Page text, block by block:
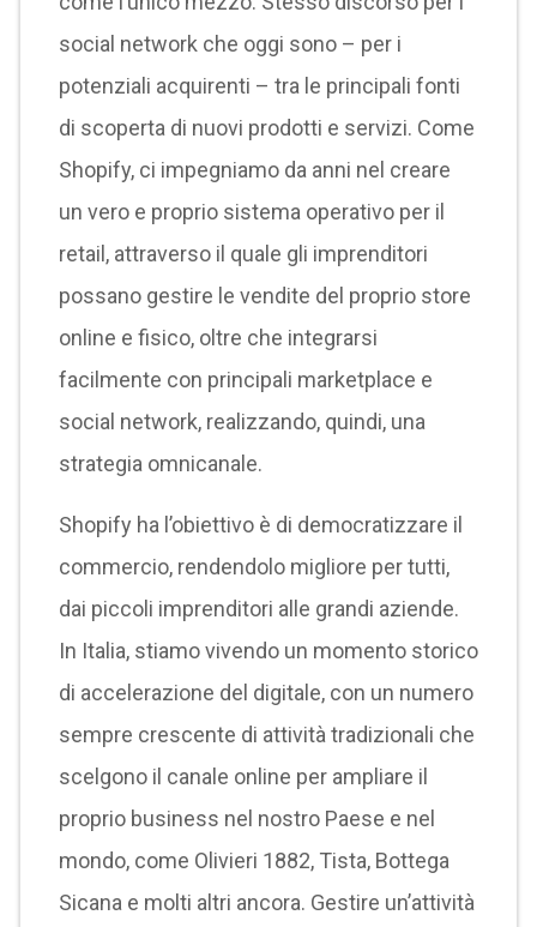
social network che oggi sono – per i
potenziali acquirenti – tra le principali fonti
di scoperta di nuovi prodotti e servizi. Come
Shopify, ci impegniamo da anni nel creare
un vero e proprio sistema operativo per il
retail, attraverso il quale gli imprenditori
possano gestire le vendite del proprio store
online e fisico, oltre che integrarsi
facilmente con principali marketplace e
social network, realizzando, quindi, una
strategia omnicanale.
Shopify ha l’obiettivo è di democratizzare il
commercio, rendendolo migliore per tutti,
dai piccoli imprenditori alle grandi aziende.
In Italia, stiamo vivendo un momento storico
di accelerazione del digitale, con un numero
sempre crescente di attività tradizionali che
scelgono il canale online per ampliare il
proprio business nel nostro Paese e nel
mondo, come Olivieri 1882, Tista, Bottega
Sicana e molti altri ancora. Gestire un’attività